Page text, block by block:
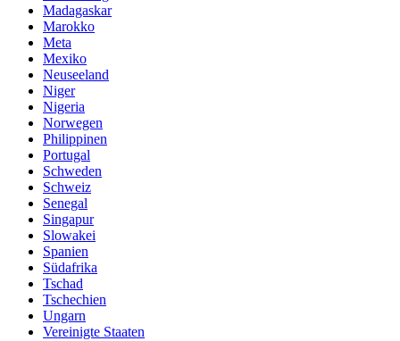
Madagaskar
Marokko
Meta
Mexiko
Neuseeland
Niger
Nigeria
Norwegen
Philippinen
Portugal
Schweden
Schweiz
Senegal
Singapur
Slowakei
Spanien
Südafrika
Tschad
Tschechien
Ungarn
Vereinigte Staaten